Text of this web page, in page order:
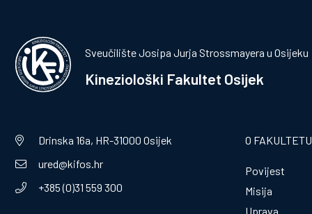
Sveučilište Josipa Jurja Strossmayera u Osijeku
Kineziološki Fakultet Osijek
Drinska 16a, HR-31000 Osijek
ured@kifos.hr
+385 (0)31 559 300
O FAKULTETU
Povijest
Misija
Uprava